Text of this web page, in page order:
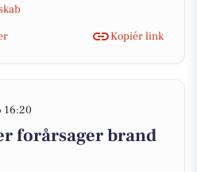
Kopiér link
16:20
forårsager brand